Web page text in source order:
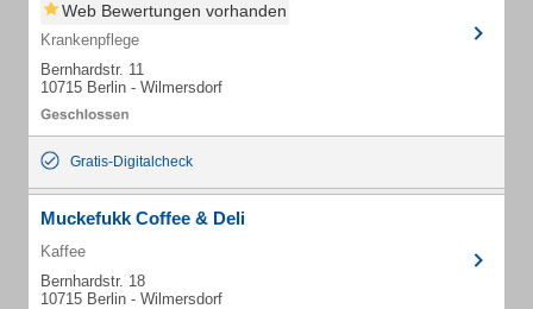
Web Bewertungen vorhanden
Krankenpflege
Bernhardstr. 11
10715 Berlin - Wilmersdorf
Gratis-Digitalcheck
Muckefukk Coffee & Deli
Kaffee
Bernhardstr. 18
10715 Berlin - Wilmersdorf